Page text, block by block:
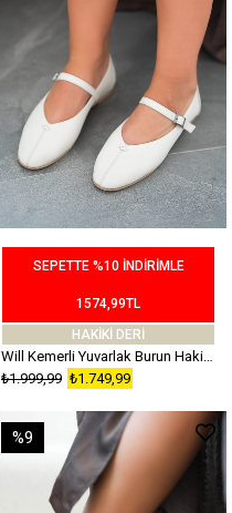
SEPETTE %10 İNDİRİMLE
1574,99TL
HAKİKİ DERİ
Will Kemerli Yuvarlak Burun Hakiki Deri Babet Ekru
₺1.749,99
₺1.999,99
%9